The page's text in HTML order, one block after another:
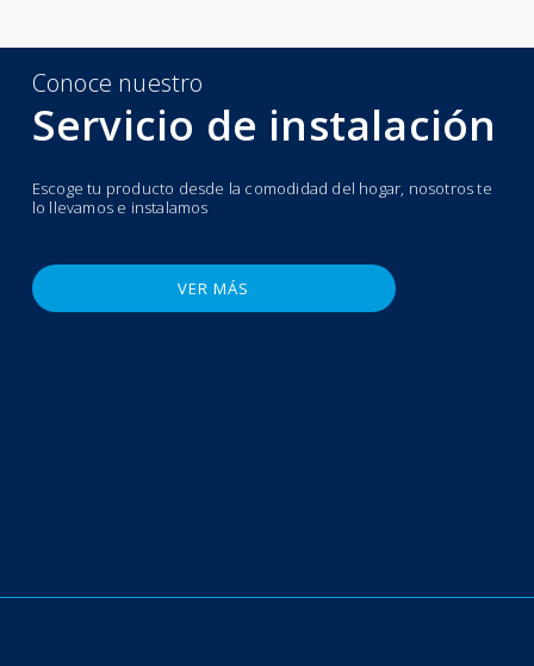
Conoce nuestro
Servicio de instalación
Escoge tu producto desde la comodidad del hogar, nosotros te
lo llevamos e instalamos
VER MÁS